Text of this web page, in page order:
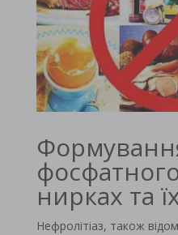
нирках та
Нефролітіаз, також